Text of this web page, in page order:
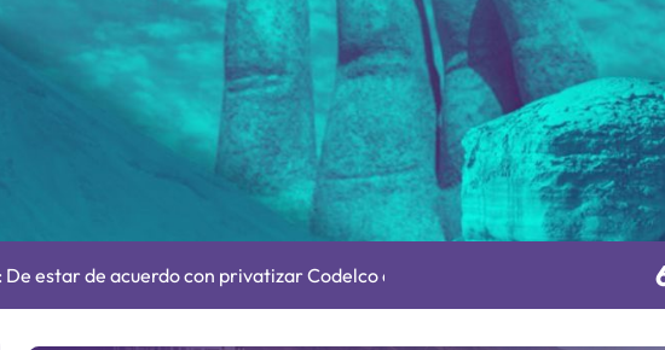
7.310 accidentes laborales y de trayecto durante 2025
transparentar datos ante controvertida medida que evalúa el Gobierno
estar de acuerdo con privatizar Codelco a defender una empresa 100%
Andina y prohíbe uso de caldera por graves riesgos laborales
como refuerzo estrella de Unión Española